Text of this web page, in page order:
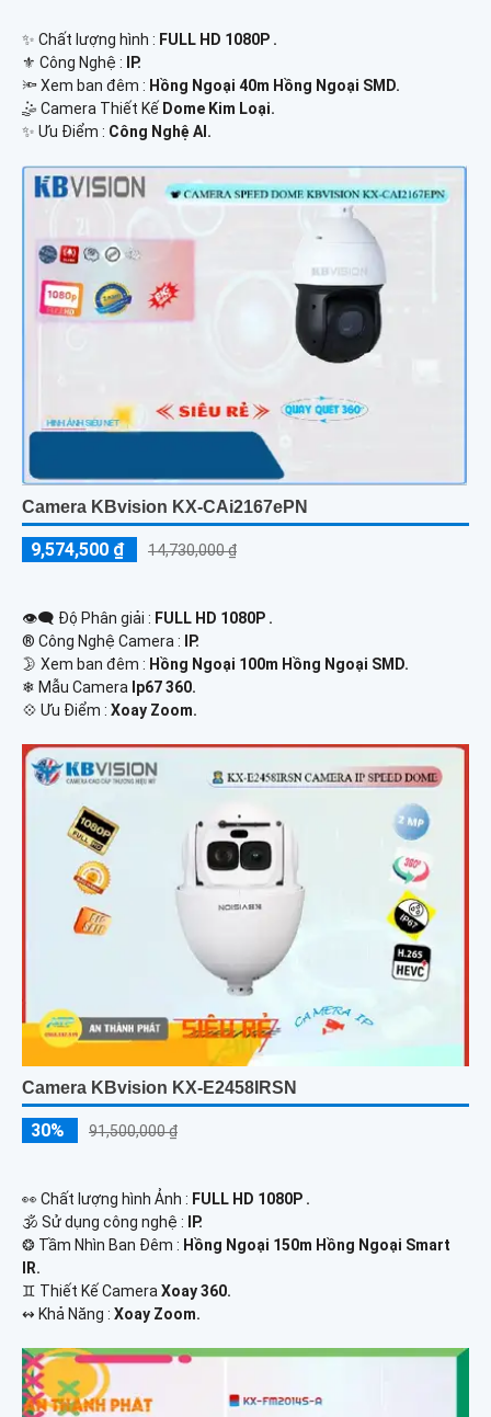
✨ Chất lượng hình : FULL HD 1080P .
⚜️ Công Nghệ :
IP.
🔦 Xem ban đêm : Hồng Ngoại 40m Hồng Ngoại SMD.
🤹 Camera Thiết Kế Dome Kim Loại.
️✨ Ưu Điểm : Công Nghệ AI.
Camera KBvision KX-CAi2167ePN
9,574,500 ₫ 14,730,000 ₫
👁️‍🗨 Độ Phân giải : FULL HD 1080P .
®️ Công Nghệ Camera :
IP.
🌛 Xem ban đêm : Hồng Ngoại 100m Hồng Ngoại SMD.
❄ Mẫu Camera Ip67 360.
️💠 Ưu Điểm : Xoay Zoom.
Camera KBvision KX-E2458IRSN
30% 91,500,000 ₫
️👀 Chất lượng hình Ảnh : FULL HD 1080P .
🕉️ Sử dụng công nghệ :
IP.
❂ Tầm Nhìn Ban Đêm : Hồng Ngoại 150m Hồng Ngoại Smart
IR.
♊ Thiết Kế Camera Xoay 360.
️↭ Khả Năng : Xoay Zoom.